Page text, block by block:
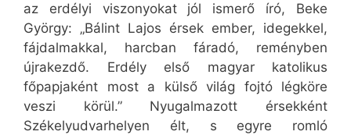
az erdélyi viszonyokat jól ismerő író, Beke
György: „Bálint Lajos érsek ember, idegekkel,
fájdalmakkal, harcban fáradó, reményben
újrakezdő. Erdély első magyar katolikus
főpapjaként most a külső világ fojtó légköre
veszi körül.” Nyugalmazott érsekként
Székelyudvarhelyen élt, s egyre romló